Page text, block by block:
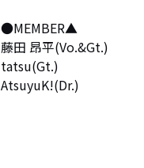
●MEMBER▲
藤田 昂平(Vo.&Gt.)
tatsu(Gt.)
AtsuyuK!(Dr.)